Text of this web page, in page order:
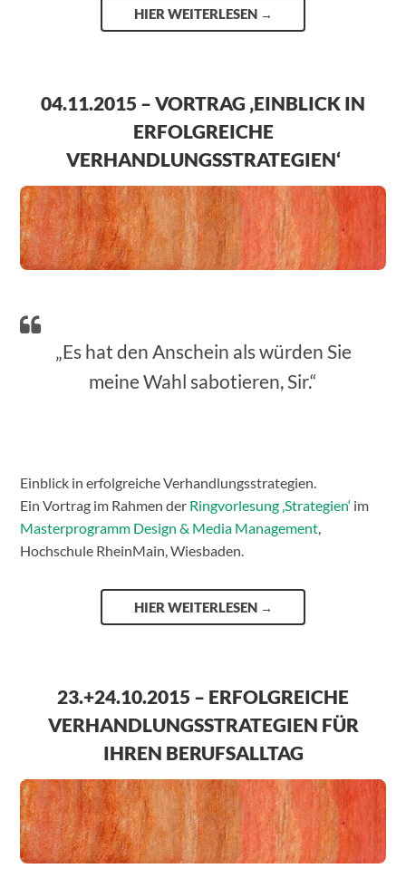
HIER WEITERLESEN →
04.11.2015 – VORTRAG ‚EINBLICK IN
ERFOLGREICHE
VERHANDLUNGSSTRATEGIEN‘
„Es hat den Anschein als würden Sie
meine Wahl sabotieren, Sir.“
Einblick in erfolgreiche Verhandlungsstrategien.
Ein Vortrag im Rahmen der Ringvorlesung ‚Strategien‘ im
Masterprogramm Design & Media Management,
Hochschule RheinMain, Wiesbaden.
HIER WEITERLESEN →
23.+24.10.2015 – ERFOLGREICHE
VERHANDLUNGSSTRATEGIEN FÜR
IHREN BERUFSALLTAG